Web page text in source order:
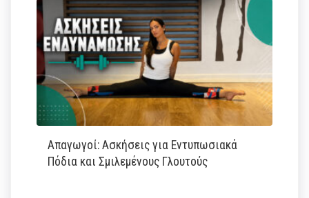
Απαγωγοί: Ασκήσεις για Εντυπωσιακά
Πόδια και Σμιλεμένους Γλουτούς